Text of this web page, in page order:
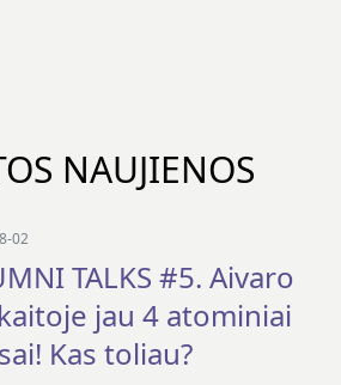
NAUJIENOS
02
TALKS #5. Aivaro
jau 4 atominiai
Kas toliau?